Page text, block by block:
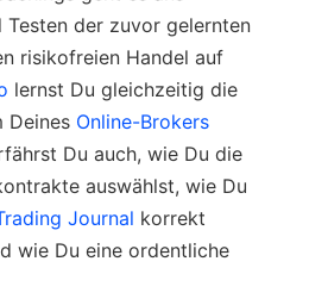
Testen der zuvor gelernten
risikofreien Handel auf
lernst Du gleichzeitig die
Deines Online-Brokers
Du auch, wie Du die
auswählst, wie Du
Journal korrekt
wie Du eine ordentliche